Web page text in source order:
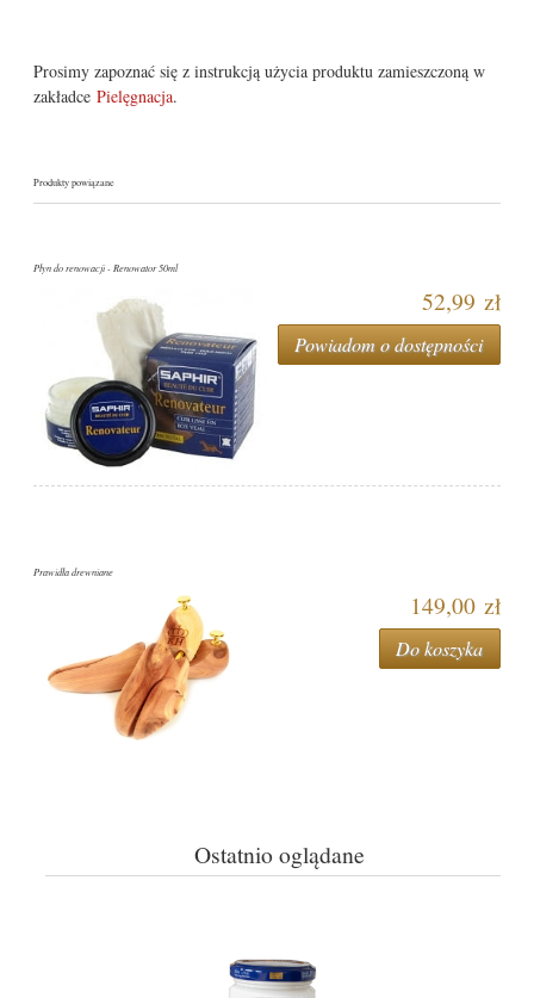
Prosimy zapoznać się z instrukcją użycia produktu zamieszczoną w
zakładce Pielęgnacja.
Produkty powiązane
Płyn do renowacji - Renowator 50ml
52,99 zł
Powiadom o dostępności
Prawidła drewniane
149,00 zł
Do koszyka
Ostatnio oglądane